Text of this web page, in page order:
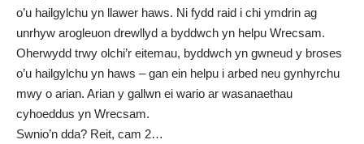
o’u hailgylchu yn llawer haws. Ni fydd raid i chi ymdrin ag
unrhyw arogleuon drewllyd a byddwch yn helpu Wrecsam.
Oherwydd trwy olchi’r eitemau, byddwch yn gwneud y broses
o’u hailgylchu yn haws – gan ein helpu i arbed neu gynhyrchu
mwy o arian. Arian y gallwn ei wario ar wasanaethau
cyhoeddus yn Wrecsam.
Swnio’n dda? Reit, cam 2…